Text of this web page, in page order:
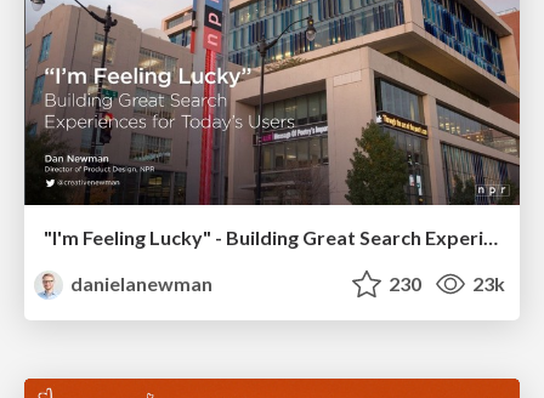
"I'm Feeling Lucky" - Building Great Search Experiences for Today's Users (#IAC19)
danielanewman
230 23k